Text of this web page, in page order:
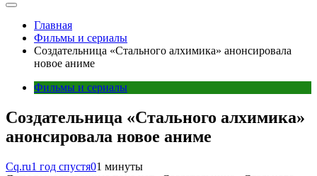
Главная
Фильмы и сериалы
Создательница «Стального алхимика» анонсировала
новое аниме
Фильмы и сериалы
Создательница «Стального алхимика»
анонсировала новое аниме
Cq.ru1 год спустя01 минуты